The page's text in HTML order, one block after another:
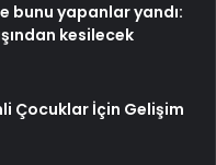
bunu yapanlar yandı:
kesilecek
Çocuklar İçin Gelişim